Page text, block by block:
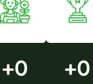
+0 +0